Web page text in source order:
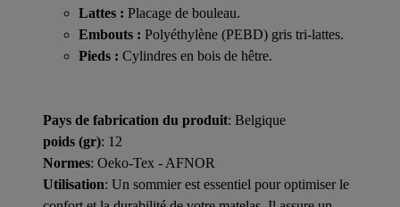
Lattes : Placage de bouleau.
Embouts : Polyéthylène (PEBD) gris tri-lattes.
Pieds : Cylindres en bois de hêtre.
Pays de fabrication du produit: Belgique
poids (gr): 12
Normes: Oeko-Tex - AFNOR
Utilisation: Un sommier est essentiel pour optimiser le